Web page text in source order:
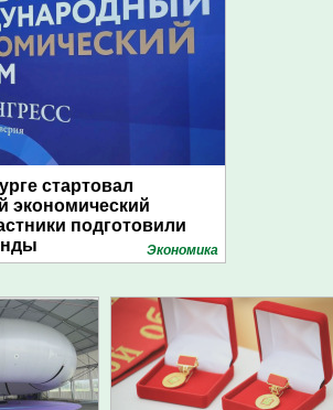
стартовал
экономический
подготовили
Экономика